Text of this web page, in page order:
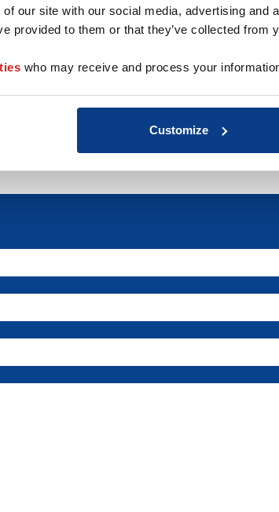
our site with our social media, advertising and
provided to them or that they’ve collected from
who may receive and process your
Customize
10+ jaar werkervaring als consultant in
eerlijkheid en vrijheid. Tegelijkertijd
wanneer je buiten je comfortzone
mijn website www.rickonnect.nl
deze coach